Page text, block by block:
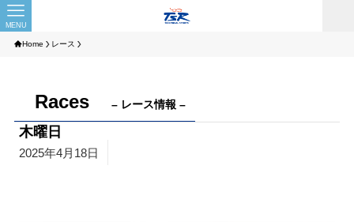
MENU
Home レース
Races – レース情報 –
木曜日
2025年4月18日